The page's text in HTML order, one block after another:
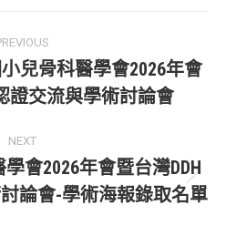
Previous
兒骨科醫學會2026年會
證交流與學術討論會
NEXT
Next
會2026年會暨台灣DDH
論會-學術海報錄取名單